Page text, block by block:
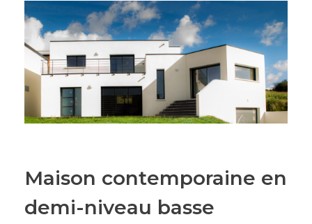
Maison contemporaine en
demi-niveau basse